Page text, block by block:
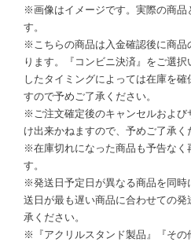
※画像はイメージです。実際の商品
す。
※こちらの商品は入金確認後に商品
ります。『コンビニ決済』をご選
したタイミングによっては在庫を
すので予めご了承ください。
※ご注文確定後のキャンセルおよび
け出来かねますので、予めご了承く
※在庫切れになった商品も予告なく
す。
※発送日予定日が異なる商品を同時
送日が最も遅い商品に合わせての
承ください。
※『アクリルスタンド製品』『その